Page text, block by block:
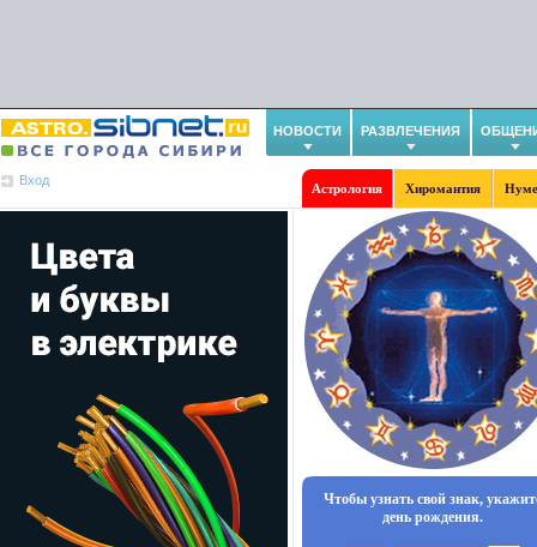
НОВОСТИ РАЗВЛЕЧЕНИЯ
Вход
Астрология Хиромантия
Чтобы узнать свой знак,
день рождения.